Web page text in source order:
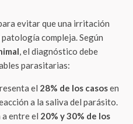
evitar que una irritación
compleja. Según
, el diagnóstico debe
parasitarias:
el 28% de los casosen
a la saliva del parásito.
entre el 20% y 30% de los